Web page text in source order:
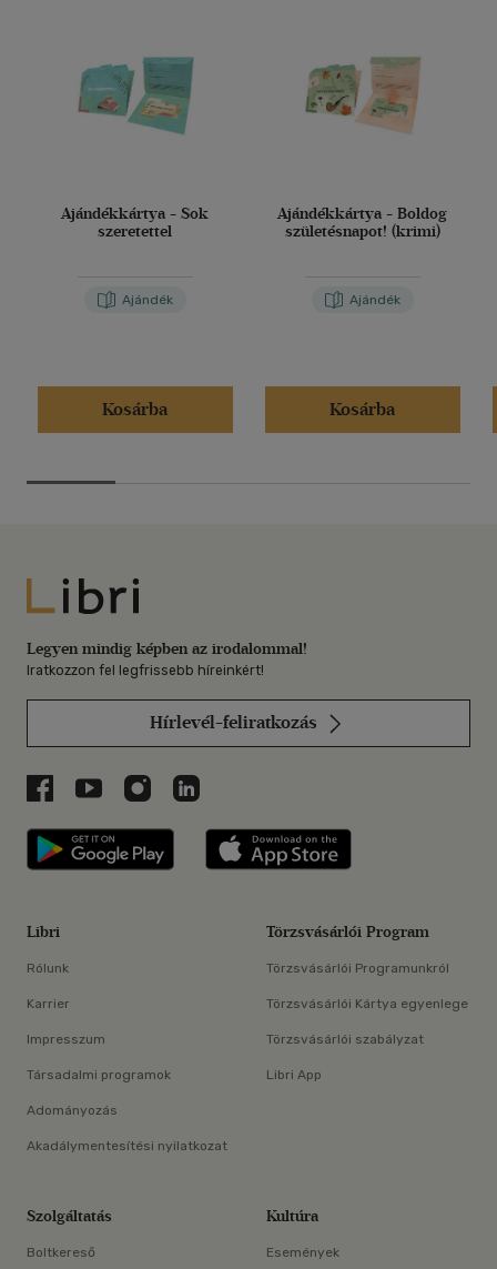
Ajándékkártya - Sok
szeretettel
Ajándék
Kosárba
Ajándékkártya - Boldog
születésnapot! (krimi)
Ajándék
Kosárba
Libri
Legyen mindig képben az irodalommal!
Iratkozzon fel legfrissebb híreinkért!
Hírlevél-feliratkozás
Libri a Facebookon
Libri a Youtube-on
Libri az Instagramon
Libri a LinkedInen
Libri applikáció Szerezd meg: Google
Libri
Rólunk
Karrier
Impresszum
Társadalmi programok
Adományozás
Akadálymentesítési nyilatkozat
Törzsvásárlói Program
Törzsvásárlói Programunkról
Törzsvásárlói Kártya egyenlege
Törzsvásárlói szabályzat
Libri App
Szolgáltatás
Boltkereső
Kultúra
Események